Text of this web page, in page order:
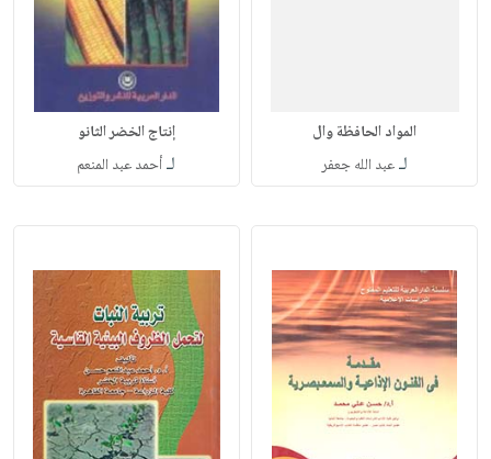
المواد الحافظة وال
لـعبد الله جعفر
إنتاج الخضر الثانو
لـأحمد عبد المنعم